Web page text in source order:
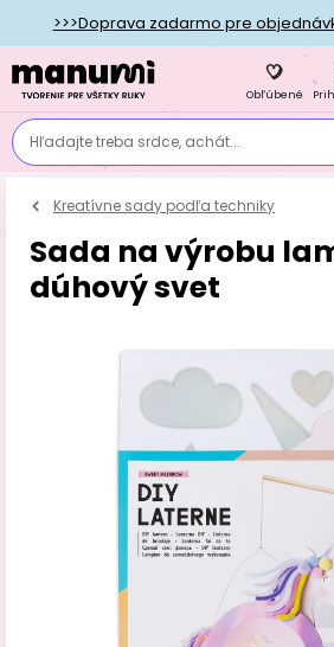
>>>Doprava zadarmo pre
Hľadajte treba srdce, achát...
Obľúbené
Kreatívne sady podľa techniky
Sada na výrobu
dúhový svet